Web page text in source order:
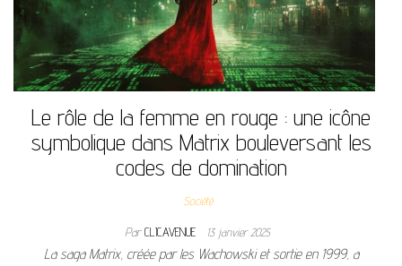
Le rôle de la femme en rouge : une icône
symbolique dans Matrix bouleversant les
codes de domination
Société
ParCLICAVENUE 13 janvier 2025
La saga Matrix, créée par les Wachowski et sortie en 1999, a